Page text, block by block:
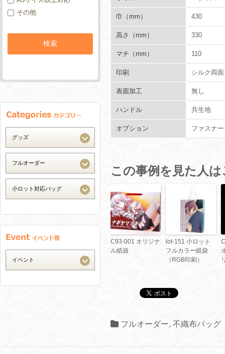
巾（mm） 430
高さ（mm） 330
マチ（mm） 110
印刷 シルク両
表面加工 無し
ハンドル 共生地
オプション ファスナー
この事例を見た人
C93-001 オリジナ
ル紙袋
lot-151 小ロット
フルカラー紙袋
（RGB印刷）
フルオーダー, 不織布バッグ
その他